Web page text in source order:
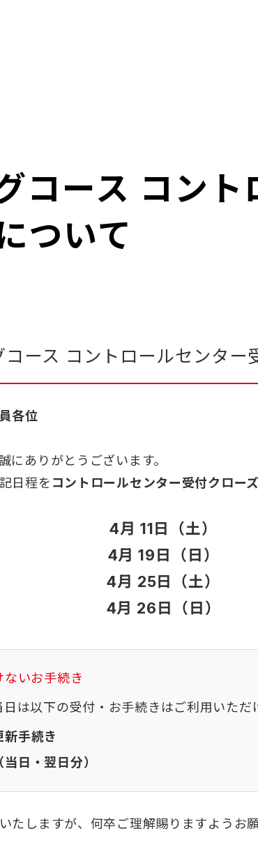
FOREST
コース コント
ついて
ース コントロールセンター
各位
にありがとうございます。
日程を コントロールセンター受付クロー
4月 11日（土）
4月 19日（日）
4月 25日（土）
4月 26日（日）
いお手続き
は以下の受付・お手続きはご利用いただ
新手続き
日・翌日分）
たしますが、何卒ご理解賜りますようお